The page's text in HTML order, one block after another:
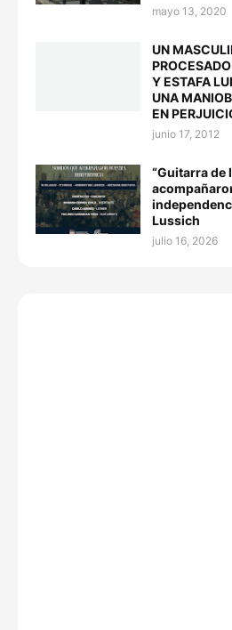
mayo 13, 2020
UN
Y ESTAFA
UNA
EN
junio 17, 2012
“Guitarra de
Lussich
julio 16, 2026